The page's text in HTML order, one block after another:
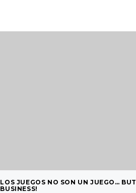
LOS JUEGOS NO SON UN JUEGO… BUT
BUSINESS!